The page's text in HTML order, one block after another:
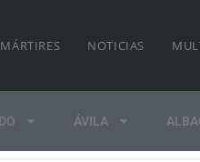
NOTICIAS
ÁVILA